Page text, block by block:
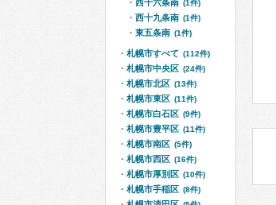
西十六条南 (1件)
西十九条南 (1件)
東五条南 (1件)
札幌市すべて (112件)
札幌市中央区 (24件)
札幌市北区 (13件)
札幌市東区 (11件)
札幌市白石区 (9件)
札幌市豊平区 (11件)
札幌市南区 (5件)
札幌市西区 (16件)
札幌市厚別区 (10件)
札幌市手稲区 (8件)